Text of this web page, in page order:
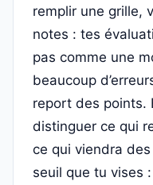
remplir une grille,
notes : tes
pas comme une
beaucoup
report des points.
distinguer ce qui
ce qui viendra
seuil que tu vises